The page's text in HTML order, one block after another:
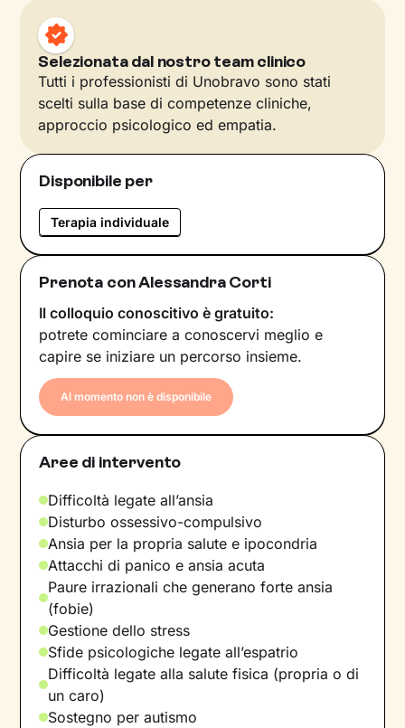
Selezionata dal nostro team clinico
Tutti i professionisti di Unobravo sono stati
scelti sulla base di competenze cliniche,
approccio psicologico ed empatia.
Disponibile per
Terapia individuale
Prenota con Alessandra Corti
Il colloquio conoscitivo è gratuito:
potrete cominciare a conoscervi meglio e
capire se iniziare un percorso insieme.
Al momento non è disponibile
Aree di intervento
Difficoltà legate all’ansia
Disturbo ossessivo-compulsivo
Ansia per la propria salute e ipocondria
Attacchi di panico e ansia acuta
Paure irrazionali che generano forte ansia
(fobie)
Gestione dello stress
Sfide psicologiche legate all’espatrio
Difficoltà legate alla salute fisica (propria o di
un caro)
Sostegno per autismo